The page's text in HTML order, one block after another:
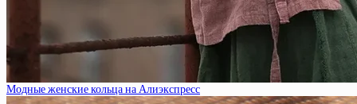
Модные женские кольца на Алиэкспресс